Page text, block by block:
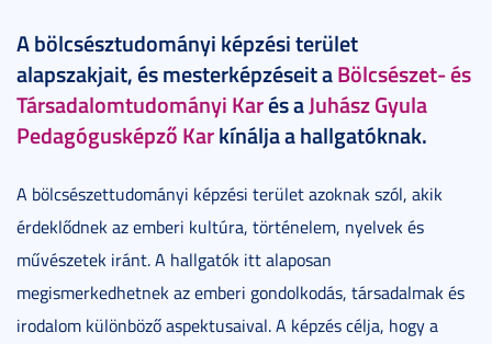
A bölcsésztudományi képzési terület
alapszakjait, és mesterképzéseit aBölcsészet- és
Társadalomtudományi Karés aJuhász Gyula
Pedagógusképző Karkínálja a hallgatóknak.
A bölcsészettudományi képzési terület azoknak szól, akik
érdeklődnek az emberi kultúra, történelem, nyelvek és
művészetek iránt. A hallgatók itt alaposan
megismerkedhetnek az emberi gondolkodás, társadalmak és
irodalom különböző aspektusaival. A képzés célja, hogy a